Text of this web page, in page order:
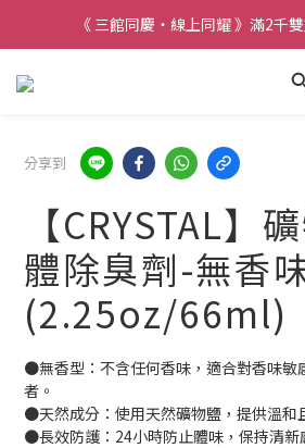
《 三館同慶・線上同耀 》滿2千
分享到
【CRYSTAL】
體除臭劑-無香
(2.25oz/66ml)
●無香型：不含任何香味，適合對香味敏
者。
●天然成分：使用天然礦物鹽，提供溫和
●長效防護：24小時防止體味，保持清新